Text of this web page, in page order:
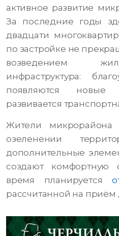
активное развитие
За последние годы
двадцати
по застройке не
возведением
инфраструктура:
появляются новые
развивается
Жители микрорайона
озеленении
дополнительные
создают
время планируется
рассчитанной на приём